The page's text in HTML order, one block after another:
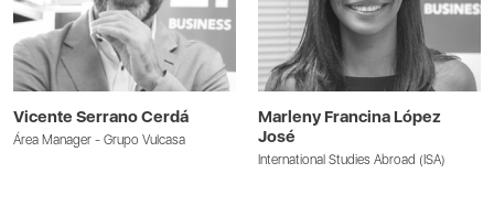
Vicente Serrano Cerdá
Área Manager - Grupo Vulcasa
Marleny Francina López
José
International Studies Abroad (ISA)